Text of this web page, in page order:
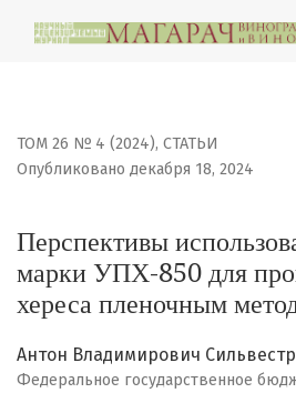
Перспективы использования
ТОМ 26 № 4 (2024), СТАТЬИ
Перспективы
марки УПХ-850 для
хереса пленочным
Опубликовано декабря 18, 2024
Антон Владимирович
Федеральное государственное